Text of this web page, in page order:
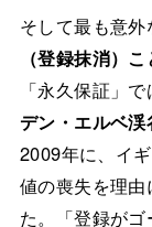
そして最も意
（登録抹消）
「永久保証」
デン・エルベ渓
2009年に、イ
値の喪失を理
た。「登録が